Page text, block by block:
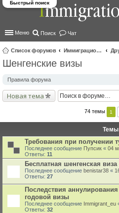
Меню Поиск Чат
Список форумов Иммиграционные форумы | Immigration forums
Быстрый поиск
Шенгенские визы
Правила форума
Новая тема
74 темы 1
Темы
Требования при получении
Последнее сообщение Пупсик « 04
Ответы: 11
Бесплатная шенгенская
Последнее сообщение benistar38 «
Ответы: 27
Последствия
годовой визы
Последнее сообщение Immigrant_eu
Ответы: 32